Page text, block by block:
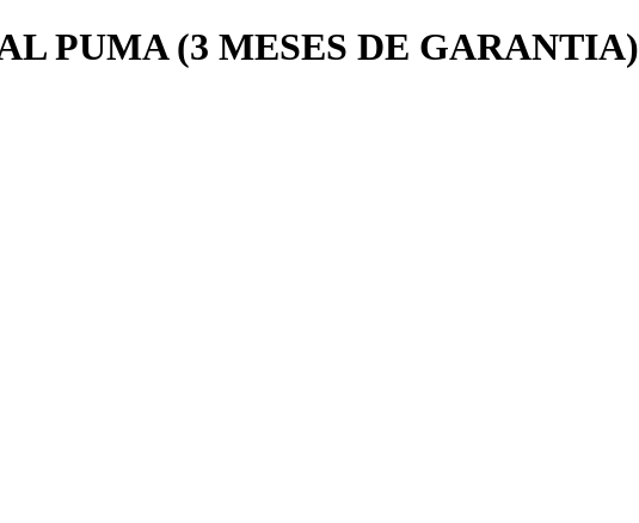
PUMA (3 MESES DE GARANTIA)